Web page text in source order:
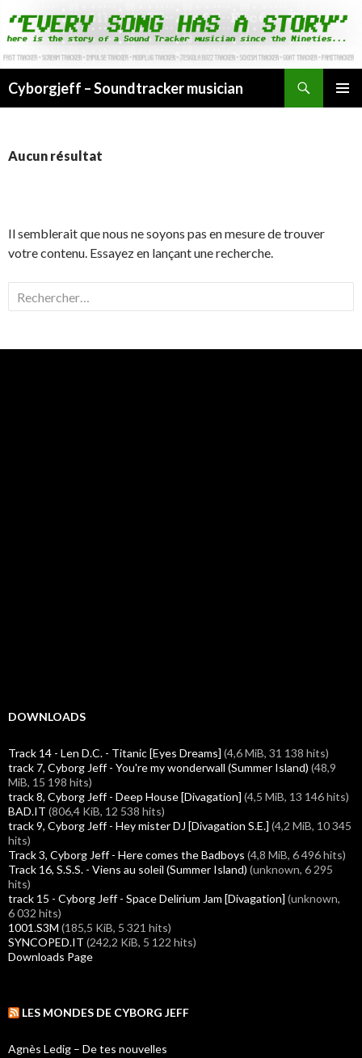
Cyborgjeff – Soundtracker musician
Aucun résultat
Il semblerait que nous ne soyons pas en mesure de trouver
votre contenu. Essayez en lançant une recherche.
DOWNLOADS
Track 14 - Len D.C. - Titanic [Eyes Dreams] (4,6 MiB, 31 138 hits)
track 7, Cyborg Jeff - You're my wonderwall (Summer Island) (48,9
MiB, 15 198 hits)
track 8, Cyborg Jeff - Deep House [Divagation] (4,5 MiB, 13 146 hits)
BAD.IT (806,4 KiB, 12 538 hits)
track 9, Cyborg Jeff - Hey mister DJ [Divagation S.E.] (4,2 MiB, 10 345
hits)
Track 3, Cyborg Jeff - Here comes the Badboys (4,8 MiB, 6 496 hits)
Track 16, S.S.S. - Viens au soleil (Summer Island) (unknown, 6 295
hits)
track 15 - Cyborg Jeff - Space Delirium Jam [Divagation] (unknown,
6 032 hits)
1001.S3M (185,5 KiB, 5 321 hits)
SYNCOPED.IT (242,2 KiB, 5 122 hits)
Downloads Page
LES MONDES DE CYBORG JEFF
Agnès Ledig – De tes nouvelles